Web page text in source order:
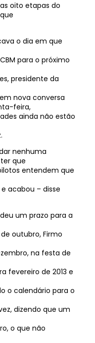
oito etapas do
o dia em que
para o próximo
presidente da
nova conversa
feira,
ainda não estão
nenhuma
que
entendem que
acabou – disse
um prazo para a
de outubro, Firmo
na festa de
fevereiro de 2013 e
o calendário para o
dizendo que um
o que não